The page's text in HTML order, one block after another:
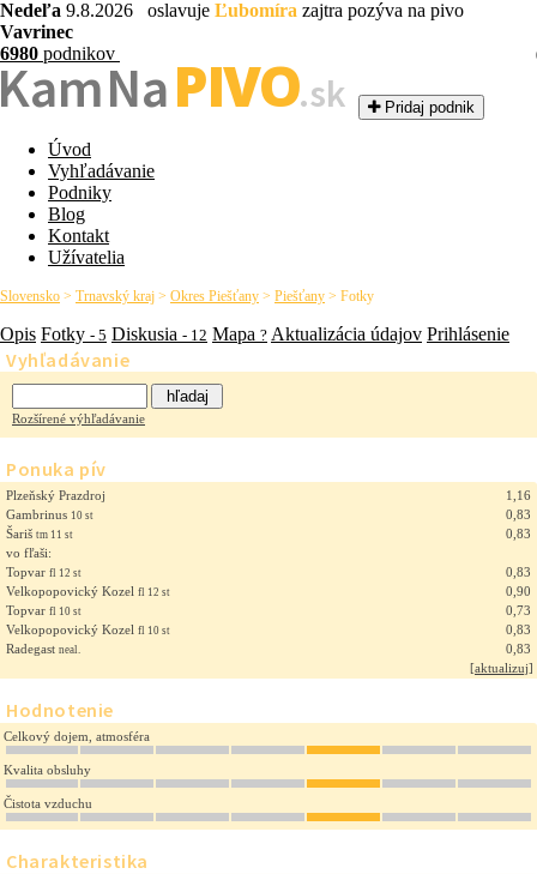
Nedeľa 9.8.2026 oslavuje Ľubomíra zajtra pozýva na pivo
Vavrinec
6980 podnikovNaPIVO.sk Pridaj podnik
Úvod
Vyhľadávanie
Podniky
Blog
Kontakt
Užívatelia
Slovensko > Trnavský kraj > Okres Piešťany > Piešťany > Fotky
Opis Fotky - 5 Diskusia - 12 Mapa ? Aktualizácia údajov Prihlásenie
Vyhľadávanie
Rozšírené výhľadávanie
Ponuka pív
Plzeňský Prazdroj
1,16
Gambrinus 10 st
0,83
Šariš tm 11 st
0,83
vo fľaši:
Topvar fl 12 st
0,83
Velkopopovický Kozel fl 12 st
0,90
Topvar fl 10 st
0,73
Velkopopovický Kozel fl 10 st
0,83
Radegast neal.
0,83
[aktualizuj]
Hodnotenie
Celkový dojem, atmosféra
Kvalita obsluhy
Čistota vzduchu
Charakteristika